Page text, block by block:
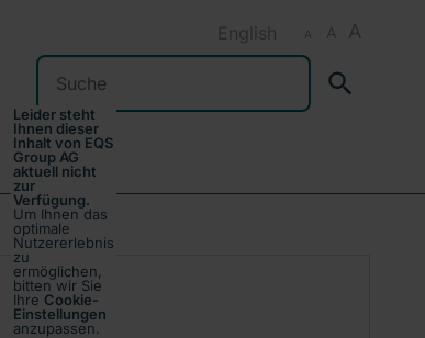
A A A
English
Suchen
Leider steht
Ihnen dieser
Inhalt von EQS
Group AG
aktuell nicht
zur
Verfügung.
Um Ihnen das
optimale
Nutzererlebnis
zu
ermöglichen,
bitten wir Sie
Ihre Cookie-
Einstellungen
anzupassen.